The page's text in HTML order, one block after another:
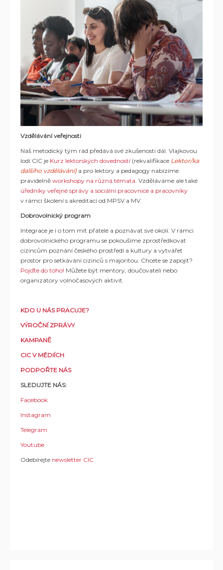
Vzdělávání veřejnosti
Náš metodický tým rád předává své zkušenosti dál. Vlajkovou
lodí CIC je Kurz lektorských dovedností (rekvalifikace Lektor/ka
dalšího vzdělávání) a pro lektory a pedagogy nabízíme
pravidelně workshopy na různá témata . Vzděláváme ale také
úředníky veřejné správy a sociální pracovnice a pracovníky
v rámci školení s akreditací od MPSV a MV.
Dobrovolnický program
Integrace je i o tom mít přátelé a poznávat své okolí. V rámci
dobrovolnického programu se pokoušíme zprostředkovat
cizincům poznání českého prostředí a kultury a vytvářet
prostor pro setkávání cizinců s majoritou. Chcete se zapojit?
Pojďte do toho! Můžete být mentory, doučovateli nebo
organizátory volnočasových aktivit.
KDO U NÁS PRACUJE?
VÝROČNÍ ZPRÁVY
KAMPANĚ
CIC V MÉDIÍCH
PODPOŘTE NÁS
SLEDUJTE NÁS:
Facebook
Instagram
Telegram
Youtube
Odebírejte newsletter CIC